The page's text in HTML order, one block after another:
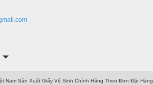
Nam Sản Xuất Giấy Vệ Sinh Chính Hãng Theo Đơn Đặt Hàng